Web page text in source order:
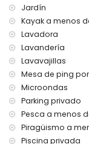
pueblo más
la villa)
playa más
kilómetros de
menos de 5
parque más
kilómetros de
aeropuerto
kilómetros de
segundo
kilómetros)
Jardín
Kayak a menos
Lavadora
Lavandería
Lavavajillas
Mesa de ping
Microondas
Parking privado
Pesca a menos
Piragüismo a
Piscina privada